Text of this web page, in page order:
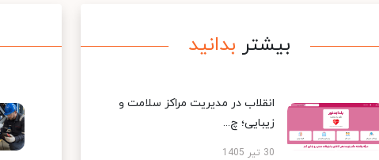
بیشتر بدانید
انقلاب در مدیریت مراکز سلامت و
زیبایی؛ چ...
30 تیر 1405